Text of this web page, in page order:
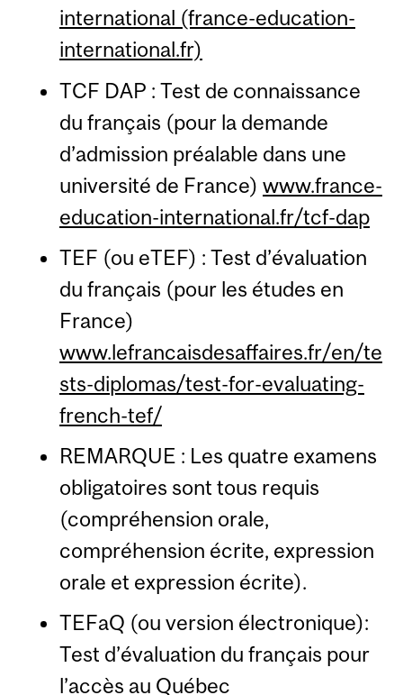
international (france-education-
international.fr)
TCF DAP : Test de connaissance
du français (pour la demande
d’admission préalable dans une
université de France) www.france-
education-international.fr/tcf-dap
TEF (ou eTEF) : Test d’évaluation
du français (pour les études en
France)
www.lefrancaisdesaffaires.fr/en/te
sts-diplomas/test-for-evaluating-
french-tef/
REMARQUE : Les quatre examens
obligatoires sont tous requis
(compréhension orale,
compréhension écrite, expression
orale et expression écrite).
TEFaQ (ou version électronique):
Test d’évaluation du français pour
l’accès au Québec